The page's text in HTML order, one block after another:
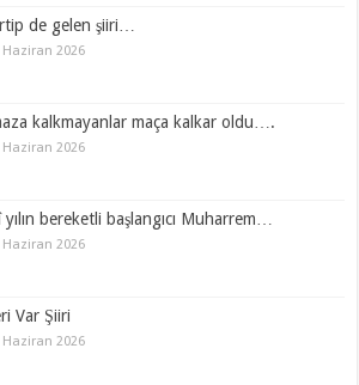
de gelen şiiri…
Haziran 2026
kalkmayanlar maça kalkar oldu….
Haziran 2026
yılın bereketli başlangıcı Muharrem…
Haziran 2026
Var Şiiri
Haziran 2026